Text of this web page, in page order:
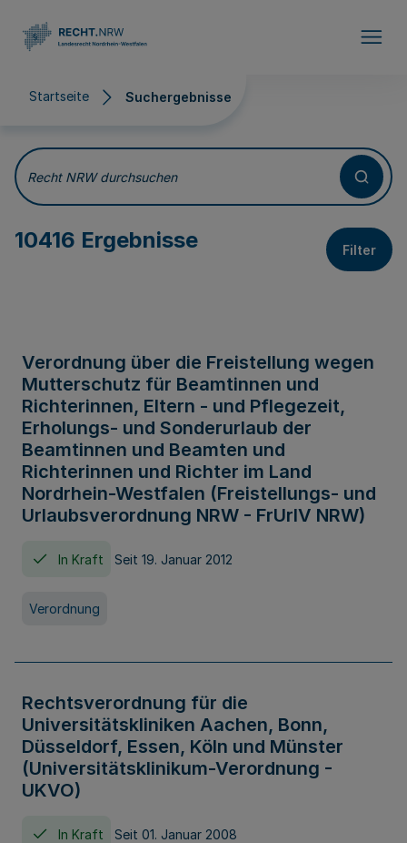
Startseite Suchergebnisse
Suchergebnisse
Recht NRW durchsuchen
10416 Ergebnisse Filter
Verordnung über die Freistellung wegen
Mutterschutz für Beamtinnen und
Richterinnen, Eltern - und Pflegezeit,
Erholungs- und Sonderurlaub der
Beamtinnen und Beamten und
Richterinnen und Richter im Land
Nordrhein-Westfalen (Freistellungs- und
Urlaubsverordnung NRW - FrUrlV NRW)
In Kraft Seit 19. Januar 2012
Verordnung
Rechtsverordnung für die
Universitätskliniken Aachen, Bonn,
Düsseldorf, Essen, Köln und Münster
(Universitätsklinikum-Verordnung -
UKVO)
In Kraft Seit 01. Januar 2008